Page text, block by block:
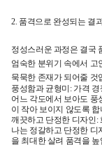
2. 품격으로 완성되는 결
정성스러운 과정은 결국
엄숙한 분위기 속에서 고
묵묵한 존재가 되어줄 것
풍성함과 균형미: 가격
어느 각도에서 보아도 풍
이 작아 보이지 않도록 합
깨끗하고 단정한 디자인:
나는 정갈하고 단정한 디
을 최대한 살려 품격을 높